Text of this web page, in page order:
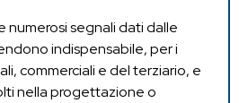
segnali dati dalle
indispensabile, per i
commerciali e del terziario, e
nella progettazione o